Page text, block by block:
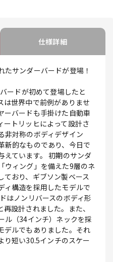
仕様詳細
サンダーバードが登場！
ードが初めて登場したと
は世界中で前例がありませ
ーバードも手掛けた自動車
ートリッヒによって設計さ
非対称のボディデザイン
新的なものであり、今日で
えています。 初期のサンダ
ウィング」を備えた9層のネ
ており、ギブソン製ベース
ィ構造を採用したモデルで
はノンリバースのボディ形
設計されました。また、
ル（34インチ）ネックを採
デルでもありました。それ
り短い30.5インチのスケー